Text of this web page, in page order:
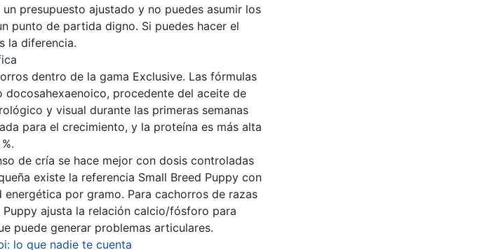
presupuesto ajustado y no puedes asumir los
punto de partida digno. Si puedes hacer el
la diferencia.
dentro de la gama Exclusive. Las fórmulas
procedente del aceite de
y visual durante las primeras semanas
para el crecimiento, y la proteína es más alta
de cría se hace mejor con dosis controladas
existe la referencia Small Breed Puppy con
por gramo. Para cachorros de razas
ajusta la relación calcio/fósforo para
puede generar problemas articulares.
lo que nadie te cuenta